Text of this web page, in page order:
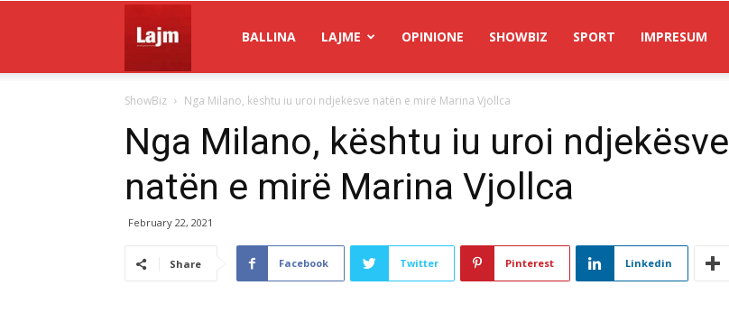
Lajm
BALLINA LAJME OPINIONE SHOWBIZ SPORT IMPRESUM
ShowBiz Nga Milano, kështu iu uroi ndjekësve natën e mirë Marina Vjollca
Nga Milano, kështu iu uroi ndjekësve
natën e mirë Marina Vjollca
February 22, 2021
Share Facebook Twitter Pinterest Linkedin